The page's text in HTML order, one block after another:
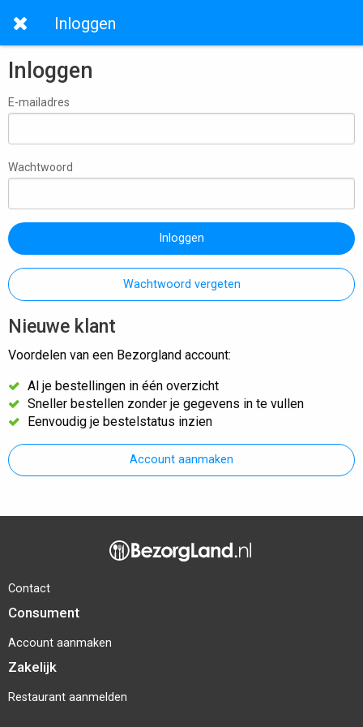
Inloggen
Inloggen
E-mailadres
Wachtwoord
Inloggen
Wachtwoord vergeten
Nieuwe klant
Voordelen van een Bezorgland account:
Al je bestellingen in één overzicht
Sneller bestellen zonder je gegevens in te vullen
Eenvoudig je bestelstatus inzien
Account aanmaken
Contact
Consument
Account aanmaken
Zakelijk
Restaurant aanmelden